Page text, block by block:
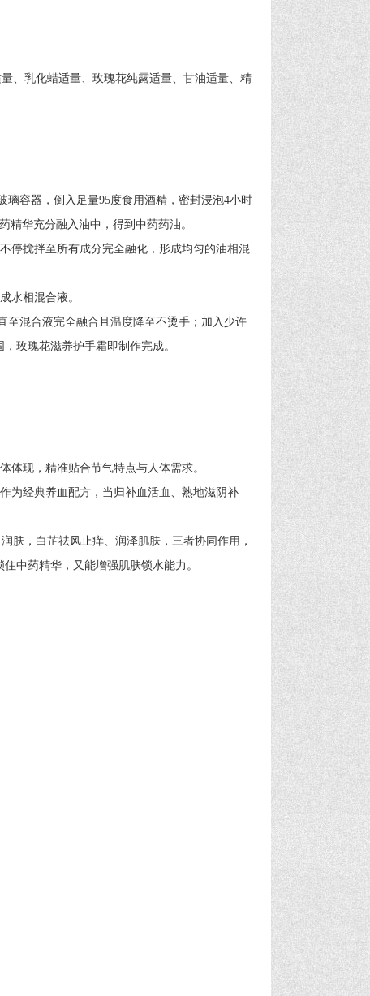
、乳化蜡适量、玫瑰花纯露适量、甘油适量、精
容器，倒入足量95度食用酒精，密封浸泡4小时
精华充分融入油中，得到中药药油。
搅拌至所有成分完全融化，形成均匀的油相混
水相混合液。
混合液完全融合且温度降至不烫手；加入少许
玫瑰花滋养护手霜即制作完成。
现，精准贴合节气特点与人体需求。
为经典养血配方，当归补血活血、熟地滋阴补
，白芷祛风止痒、润泽肌肤，三者协同作用，
中药精华，又能增强肌肤锁水能力。